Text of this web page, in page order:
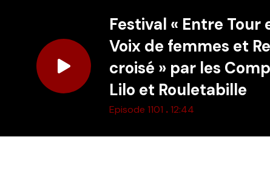
Festival « Entre Tour
Voix de femmes et
croisé » par les
Lilo et Rouletabille
Episode 1101 .12:44